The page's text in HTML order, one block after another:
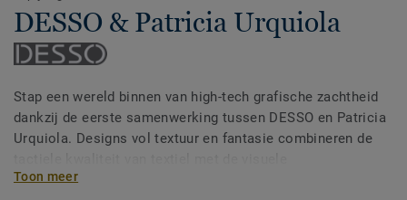
DESSO & Patricia Urquiola
Stap een wereld binnen van high-tech grafische zachtheid
dankzij de eerste samenwerking tussen DESSO en Patricia
Urquiola. Designs vol textuur en fantasie combineren de
aantrekkingskracht van grafische patronen.
Toon meer